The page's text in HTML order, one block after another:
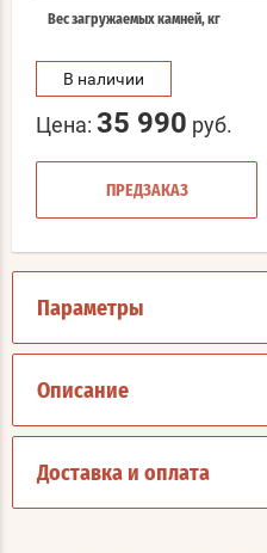
Вес загружаемых камней, кг
В наличии
Цена: 35 990 руб.
ПРЕДЗАКАЗ
Параметры
Описание
Доставка и оплата